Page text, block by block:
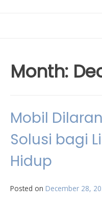
Month:
Mobil
Solusi bagi
Hidup
Posted on December 28,